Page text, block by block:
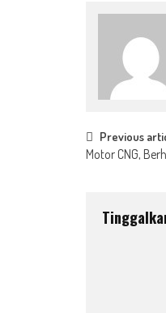
Post
Previous
Motor CNG,